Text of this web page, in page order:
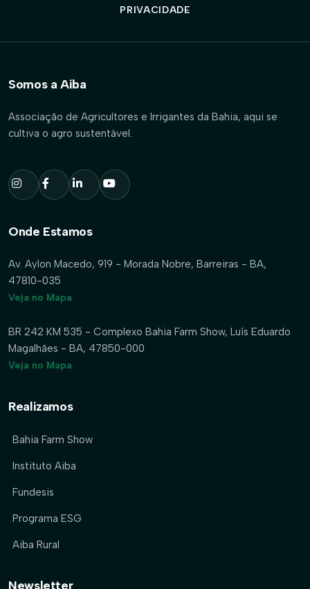
PRIVACIDADE
Somos a Aiba
Associação de Agricultores e Irrigantes da Bahia, aqui se
cultiva o agro sustentável.
Onde Estamos
Av. Aylon Macedo, 919 - Morada Nobre, Barreiras - BA,
47810-035
Veja no Mapa
BR 242 KM 535 - Complexo Bahia Farm Show, Luís Eduardo
Magalhães - BA, 47850-000
Veja no Mapa
Realizamos
Bahia Farm Show
Instituto Aiba
Fundesis
Programa ESG
Aiba Rural
Newsletter